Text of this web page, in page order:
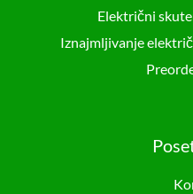
Električni
Iznajmljivanje